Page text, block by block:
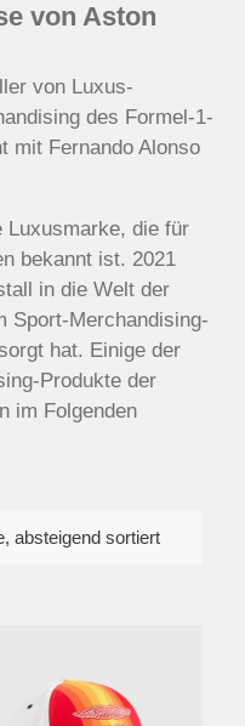
von Aston
von Luxus-
des Formel-1-
mit Fernando Alonso
die für
bekannt ist. 2021
in die Welt der
Sport-Merchandising-
hat. Einige der
Produkte der
im Folgenden